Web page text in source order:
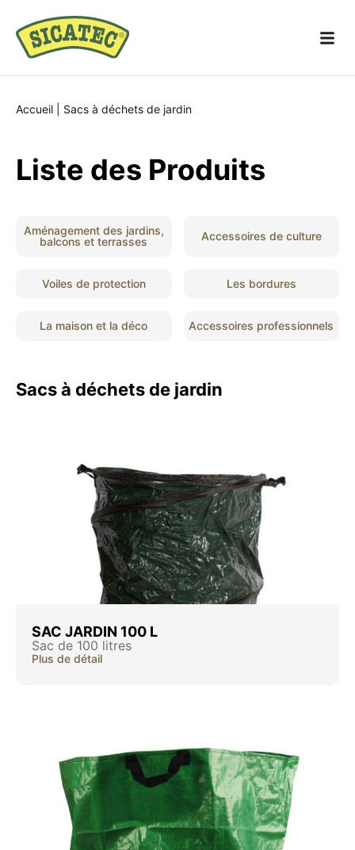
Accueil Sacs à déchets de jardin
Liste des Produits
Aménagement des jardins,
balcons et terrasses
Accessoires de culture
Voiles de protection Les bordures
La maison et la déco Accessoires professionnels
Sacs à déchets de jardin
SAC JARDIN 100 L
Sac de 100 litres
Plus de détail